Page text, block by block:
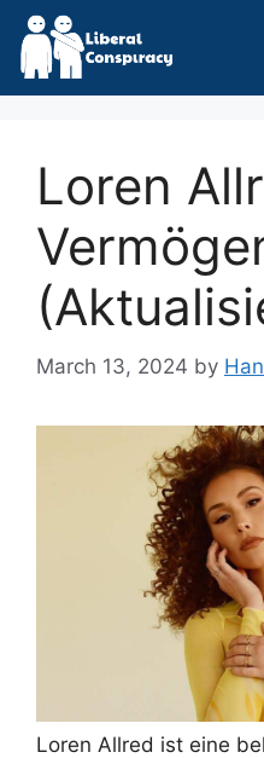
Skip
content
Loren
March 13, 2024 by
Loren Allred ist eine